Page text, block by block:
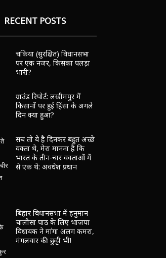
चकिया (सुरक्षित) विधानसभा
पर एक नजर, किसका पलड़ा
ग्राउंड रिपोर्ट: लखीमपुर में
किसानों पर हुई हिंसा के अगले
सच तो ये है दिनकर बहुत अच्छे
वक्ता थे, मेरा मानना है कि
भारत के तीन-चार वक्ताओं में
बिहार विधानसभा में हनुमान
चालीसा पाठ के लिए भाजपा
विधायक ने मांगा अलग कमरा,